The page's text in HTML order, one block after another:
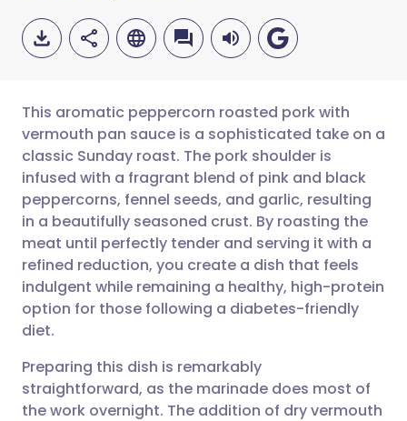
Partager par email
Partager sur Facebook
Partager via LinkedIn
Partager via X
Partager via WhatsApp
🇬🇧 English 🇩🇪 Deutsch
🇪🇸 Español 🇫🇷 Français
🇮🇹 Italiano 🇵🇹
🇮🇳 हिन्दी 🇮🇱 עברית
🇸🇦 عربي
This aromatic peppercorn roasted pork with
vermouth pan sauce is a sophisticated take on a
classic Sunday roast. The pork shoulder is
infused with a fragrant blend of pink and black
peppercorns, fennel seeds, and garlic, resulting
in a beautifully seasoned crust. By roasting the
meat until perfectly tender and serving it with a
refined reduction, you create a dish that feels
indulgent while remaining a healthy, high-protein
option for those following a diabetes-friendly
diet.
Preparing this dish is remarkably
straightforward, as the marinade does most of
the work overnight. The addition of dry vermouth